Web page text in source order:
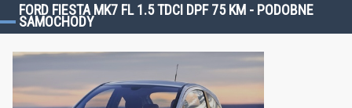
FORD FIESTA MK7 FL 1.5 TDCI DPF 75 KM - PODOBNE
SAMOCHODY